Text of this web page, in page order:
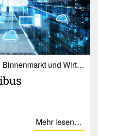
Binnenmarkt und Wirtschaft
Mehr lesen…